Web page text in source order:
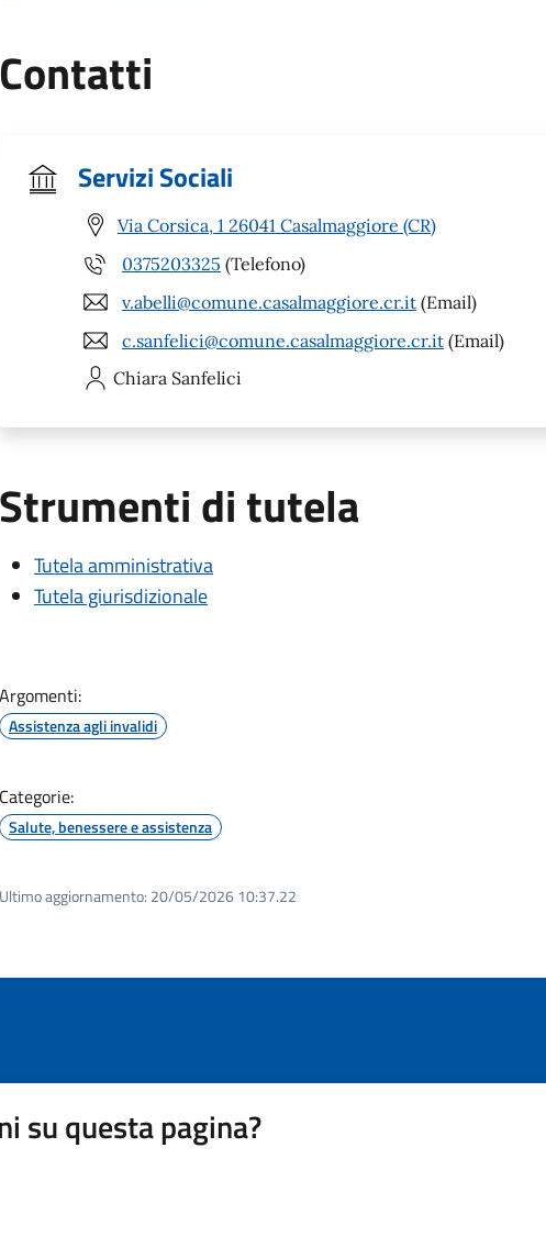
Contatti
Servizi Sociali
Via Corsica, 1 26041 Casalmaggiore (CR)
0375203325 (Telefono)
v.abelli@comune.casalmaggiore.cr.it (Email)
c.sanfelici@comune.casalmaggiore.cr.it (Email)
Chiara Sanfelici
Strumenti di tutela
Tutela amministrativa
Tutela giurisdizionale
Argomenti:
Assistenza agli invalidi
Categorie:
Salute, benessere e assistenza
Ultimo aggiornamento: 20/05/2026 10:37.22
su questa pagina?